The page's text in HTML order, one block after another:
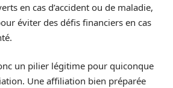
en cas d’accident ou de maladie,
éviter des défis financiers en cas
un pilier légitime pour quiconque
Une affiliation bien préparée